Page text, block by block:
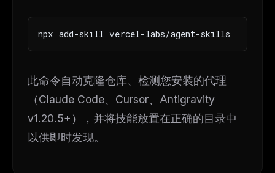
npx add-skill vercel-labs/agent-skills
此命令自动克隆仓库、检测您安装的代理
（Claude Code、Cursor、Antigravity
v1.20.5+），并将技能放置在正确的目录中
以供即时发现。